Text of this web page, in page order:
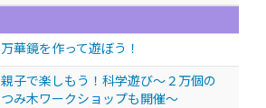
万華鏡を作って遊ぼう！
親子で楽しもう！科学遊び～２万個の
つみ木ワークショップも開催～